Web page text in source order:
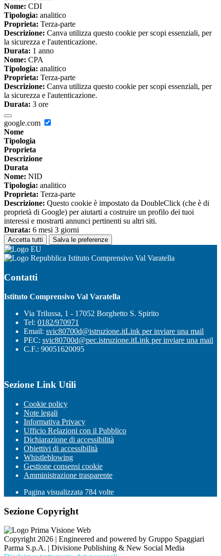
Nome: CDI
Tipologia: analitico
Proprieta: Terza-parte
Descrizione: Canva utilizza questo cookie per scopi essenziali, per
la sicurezza e l'autenticazione.
Durata: 1 anno
Nome: CPA
Tipologia: analitico
Proprieta: Terza-parte
Descrizione: Canva utilizza questo cookie per scopi essenziali, per
la sicurezza e l'autenticazione.
Durata: 3 ore
google.com
Nome
Tipologia
Proprieta
Descrizione
Durata
Nome: NID
Tipologia: analitico
Proprieta: Terza-parte
Descrizione: Questo cookie è impostato da DoubleClick (che è di
proprietà di Google) per aiutarti a costruire un profilo dei tuoi
interessi e mostrarti annunci pertinenti su altri siti.
Durata: 6 mesi 3 giorni
Accetta tutti Salva le preferenze
Istituto Comprensivo Val Varatella
Contatti
Istituto Comprensivo Val Varatella
Via Trilussa, 1 - 17052 Borghetto S. Spirito
Tel: 0182/970971
Email: svic80700d@istruzione.itLink per inviare una mail
PEC: svic80700d@pec.istruzione.itLink per inviare una mail
C.F.: 90051620095
Sezione Link Utili
Cookie policy
Note legali
Informativa Privacy
Ufficio Relazioni con il Pubblico
Dichiarazione di accessibilità
Obiettivi di accessibilità
Whistleblowing
Gestione consensi cookie
Amministrazione trasparente
Pagina visualizzata 784 volte
Sezione Copyright
Copyright 2026 | Engineered and powered by Gruppo Spaggiari
Parma S.p.A. | Divisione Publishing & New Social Media